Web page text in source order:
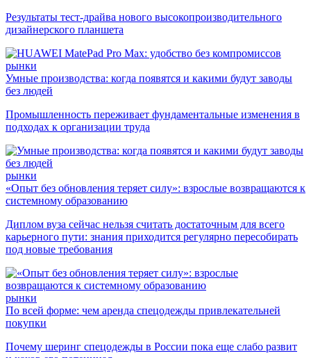
Результаты тест-драйва нового высокопроизводительного
дизайнерского планшета
рынки
Умные производства: когда появятся и какими будут заводы
без людей
Промышленность переживает фундаментальные изменения в
подходах к организации труда
рынки
«Опыт без обновления теряет силу»: взрослые возвращаются к
системному образованию
Диплом вуза сейчас нельзя считать достаточным для всего
карьерного пути: знания приходится регулярно пересобирать
под новые требования
рынки
По всей форме: чем аренда спецодежды привлекательней
покупки
Почему шеринг спецодежды в России пока еще слабо развит